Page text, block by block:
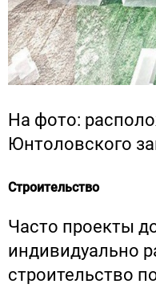
На фото:
Юнтоловского
Строительство
Часто проекты
индивидуально
строительство